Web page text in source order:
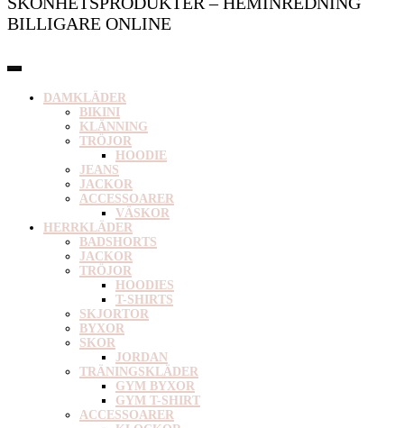
BILLIGARE ONLINE
DAMKLÄDER
BIKINI
KLÄNNING
TRÖJOR
HOODIE
JEANS
JACKOR
ACCESSOARER
VÄSKOR
HERRKLÄDER
BADSHORTS
JACKOR
TRÖJOR
HOODIES
T-SHIRTS
SKJORTOR
BYXOR
SKOR
JORDAN
TRÄNINGSKLÄDER
GYM BYXOR
GYM T-SHIRT
ACCESSOARER